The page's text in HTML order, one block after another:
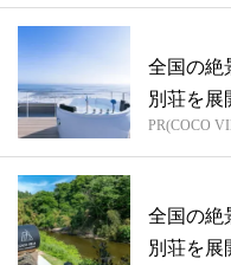
全国の絶
別荘を展
PR(COCO
全国の絶
別荘を展